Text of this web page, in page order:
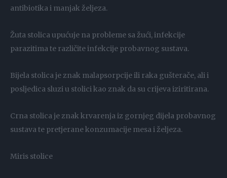
antibiotika i manjak željeza.
Žuta stolica upućuje na probleme sa žući, infekcije
parazitima te različite infekcije probavnog sustava.
Bijela stolica je znak malapsorpcije ili raka gušterače, ali i
posljedica sluzi u stolici kao znak da su crijeva iziritirana.
Crna stolica je znak krvarenja iz gornjeg dijela probavnog
sustava te pretjerane konzumacije mesa i željeza.
Miris stolice